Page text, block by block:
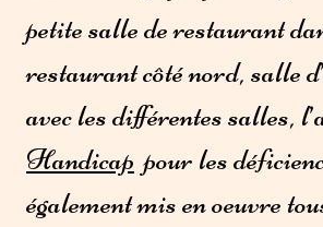
petite salle de restaurant
restaurant côté nord, salle
avec les différentes salles,
Handicap pour les
également mis en oeuvre